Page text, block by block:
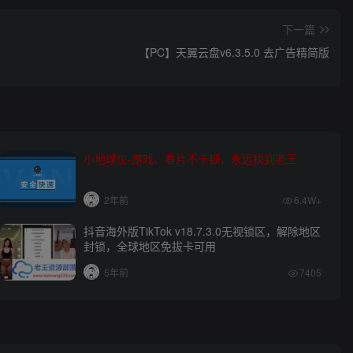
下一篇
【PC】天翼云盘v6.3.5.0 去广告精简版
小地球仪-游戏、看片不卡顿，永远找到老王
2年前 6.4W+
抖音海外版TikTok v18.7.3.0无视锁区，解除地区
封锁，全球地区免拔卡可用
5年前 7405